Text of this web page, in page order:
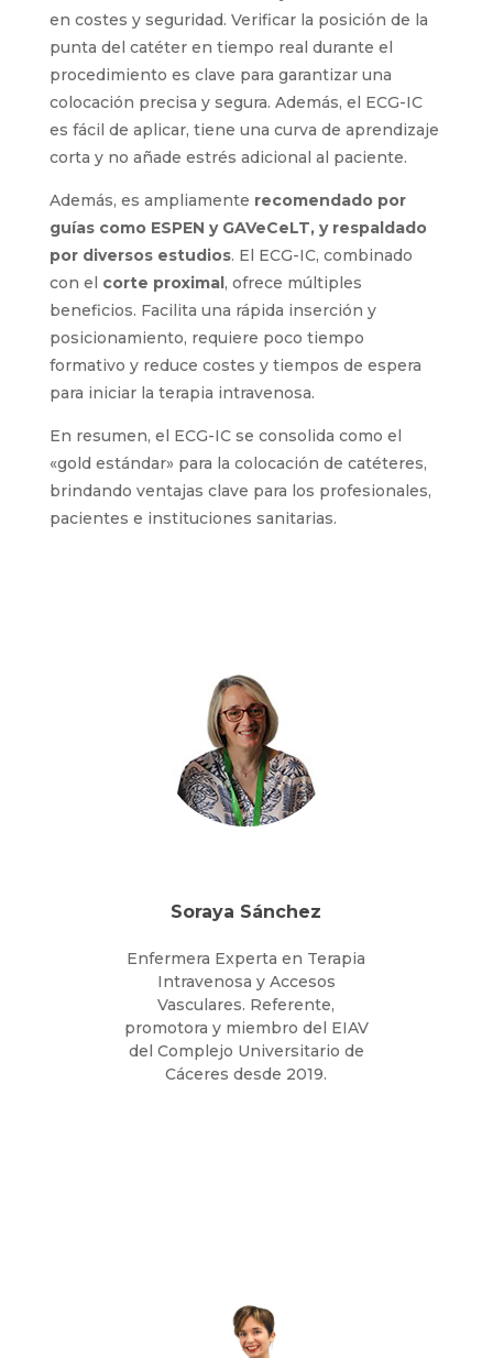
Reducir costes y espera para el inicio de
la terapiaintravenosa a administrar.
CONCLUSIONES
El uso del ECG-IC se ha demostrado como
una técnica superior en comparación con la
radiografíapara obtener la correcta colocación
de la punta. Este método reduce
significativamente complicaciones como
arritmias, malfuncionamiento del dispositivo,
vaina de fibrina o trombosis, y es más eficiente
en costes y seguridad. Verificar la posición de la
punta del catéter en tiempo real durante el
colocación precisa y segura. Además, el ECG-IC
es fácil de aplicar, tiene una curva de
aprendizaje corta y no añade estrés adicional al
paciente.
beneficios. Facilita una rápida inserción y
posicionamiento, requiere poco tiempo
formativo y reduce costes y tiempos de espera
para iniciar la terapia intravenosa.
En resumen, el ECG-IC se consolida como el
«gold estándar» para la colocación de catéteres,
Soraya Sánchez